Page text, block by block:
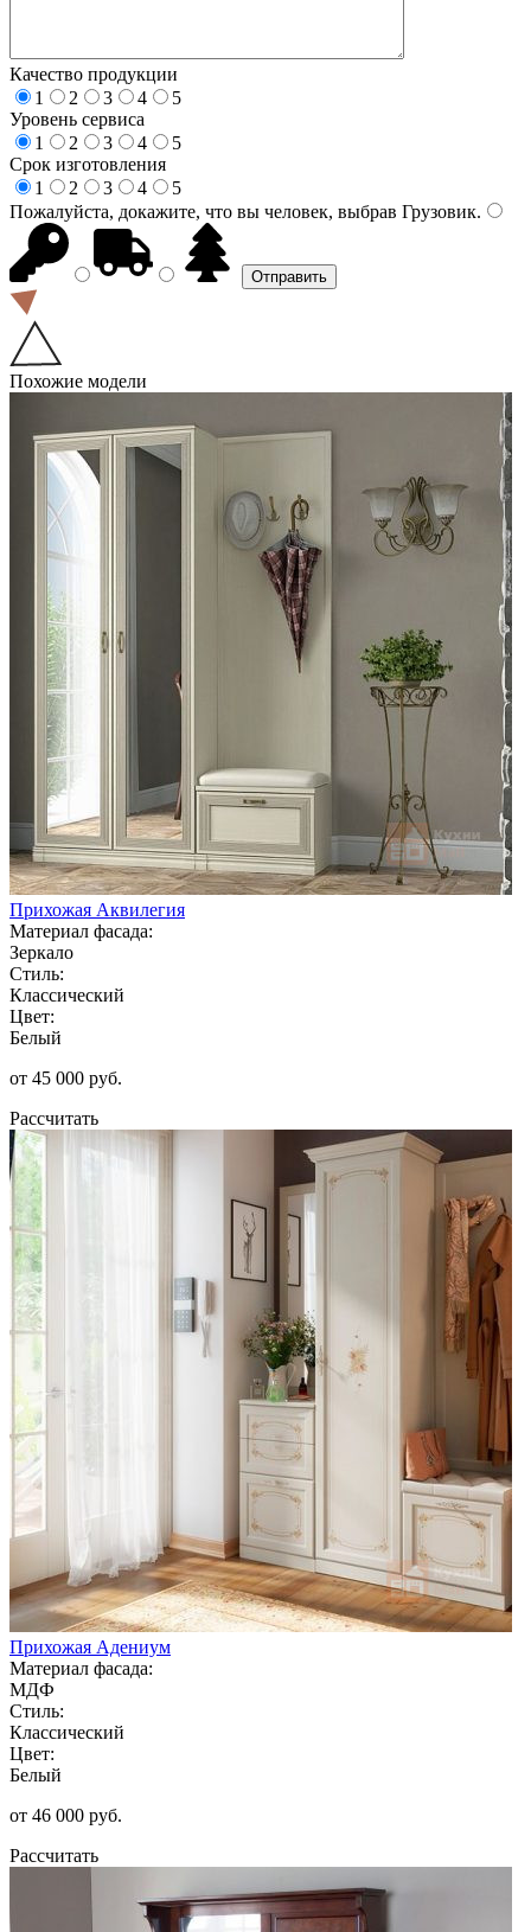
Качество продукции
1
2 3 4
5
Уровень сервиса
1
2 3 4
5
Срок изготовления
1
2 3 4
5
Пожалуйста, докажите, что вы человек, выбрав Грузовик.
Похожие модели
Прихожая Аквилегия
Материал фасада:
Зеркало
Стиль:
Классический
Цвет:
Белый
от 45 000 руб.
Рассчитать
Прихожая Адениум
Материал фасада:
МДФ
Стиль:
Классический
Цвет:
Белый
от 46 000 руб.
Рассчитать